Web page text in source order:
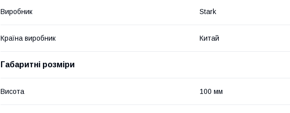
Виробник Stark
Країна виробник Китай
Габаритні розміри
Висота 100 мм